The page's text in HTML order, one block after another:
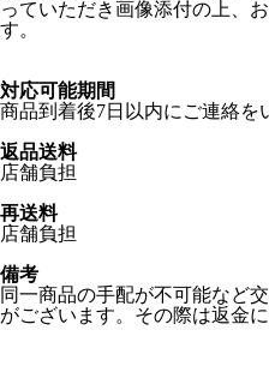
っていただき画像添付の上、
す。
対応可能期間
商品到着後7日以内にご連絡を
返品送料
店舗負担
再送料
店舗負担
備考
同一商品の手配が不可能など
がございます。その際は返金